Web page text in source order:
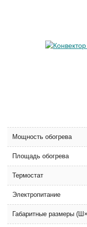
Мощность обогрева
Площадь обогрева
Термостат
Электропитание
Габаритные размеры